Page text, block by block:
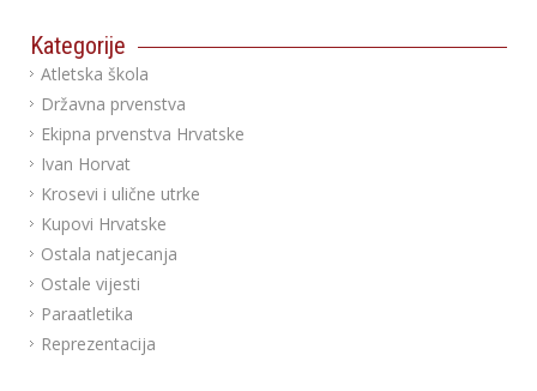
Kategorije
Atletska škola
Državna prvenstva
Ekipna prvenstva Hrvatske
Ivan Horvat
Krosevi i ulične utrke
Kupovi Hrvatske
Ostala natjecanja
Ostale vijesti
Paraatletika
Reprezentacija